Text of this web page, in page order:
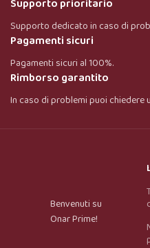
Supporto prioritario
Supporto dedicato in caso di
Pagamenti sicuri
Pagamenti sicuri al 100%.
Rimborso garantito
In caso di problemi puoi chiedere
Benvenuti su
Onar Prime!